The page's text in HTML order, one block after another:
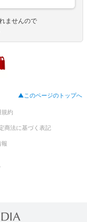
ませんので
▲このページのトップへ
約
商法に基づく表記